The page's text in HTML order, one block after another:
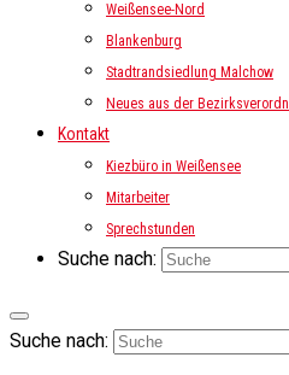
Weißensee-Nord
Blankenburg
Stadtrandsiedlung Malchow
Neues aus der
Kontakt
Kiezbüro in Weißensee
Mitarbeiter
Sprechstunden
Suche nach:
Suche nach: